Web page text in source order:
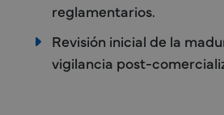
reglamentarios.
Revisión inicial de la
vigilancia post-